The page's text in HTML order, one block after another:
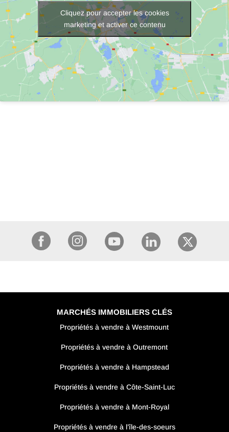
Cliquez pour accepter les cookies
marketing et activer ce contenu
MARCHÉS IMMOBILIERS CLÉS
Propriétés à vendre à Westmount
Propriétés à vendre à Outremont
Propriétés à vendre à Hampstead
Propriétés à vendre à Côte-Saint-Luc
Propriétés à vendre à Mont-Royal
Propriétés à vendre à l’île-des-soeurs